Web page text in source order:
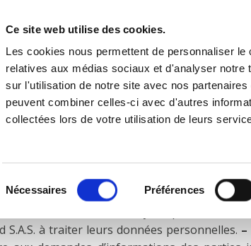
Ce site web utilise des cookies.
Les cookies nous permettent de personnaliser
relatives aux médias sociaux et d'analyser
sur l'utilisation de notre site avec nos
peuvent combiner celles-ci avec d'autres
collectées lors de votre utilisation de leurs
Nécessaires Préférences
La Société
Service Infos techniques
de
À L’ART. 13 DU RÈGLEMENT
13 du règlement UE 679/2016 («
S.A.S. à traiter leurs données personnelles.